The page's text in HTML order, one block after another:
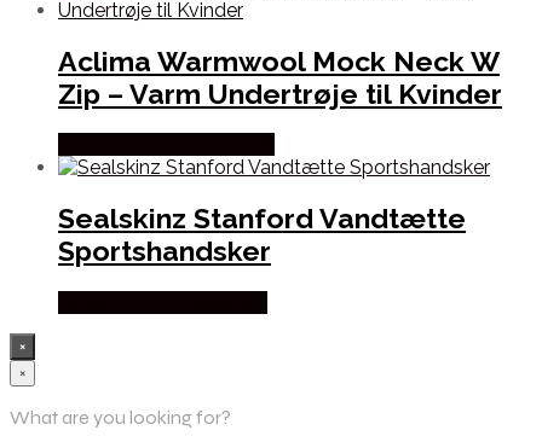
Aclima Warmwool Mock Neck W
Zip – Varm Undertrøje til Kvinder
Sealskinz Stanford Vandtætte
Sportshandsker
×
×
What are you looking for?